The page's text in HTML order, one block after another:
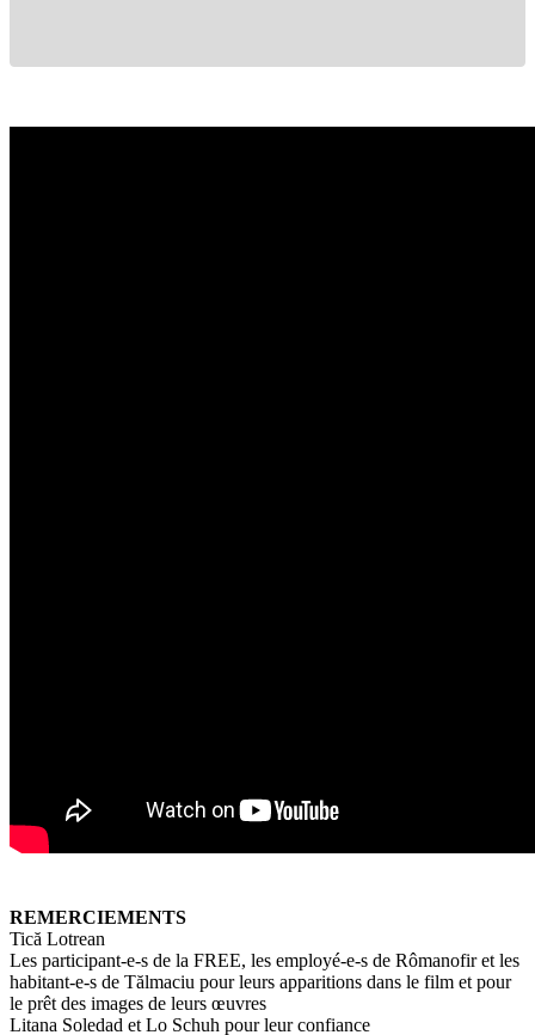
REMERCIEMENTS
Tică Lotrean
Les participant-e-s de la FREE, les employé-e-s de Rômanofir et les
habitant-e-s de Tălmaciu pour leurs apparitions dans le film et pour
le prêt des images de leurs œuvres
Litana Soledad et Lo Schuh pour leur confiance